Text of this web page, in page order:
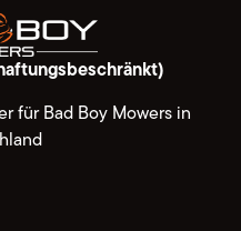
für Bad Boy Mowers in